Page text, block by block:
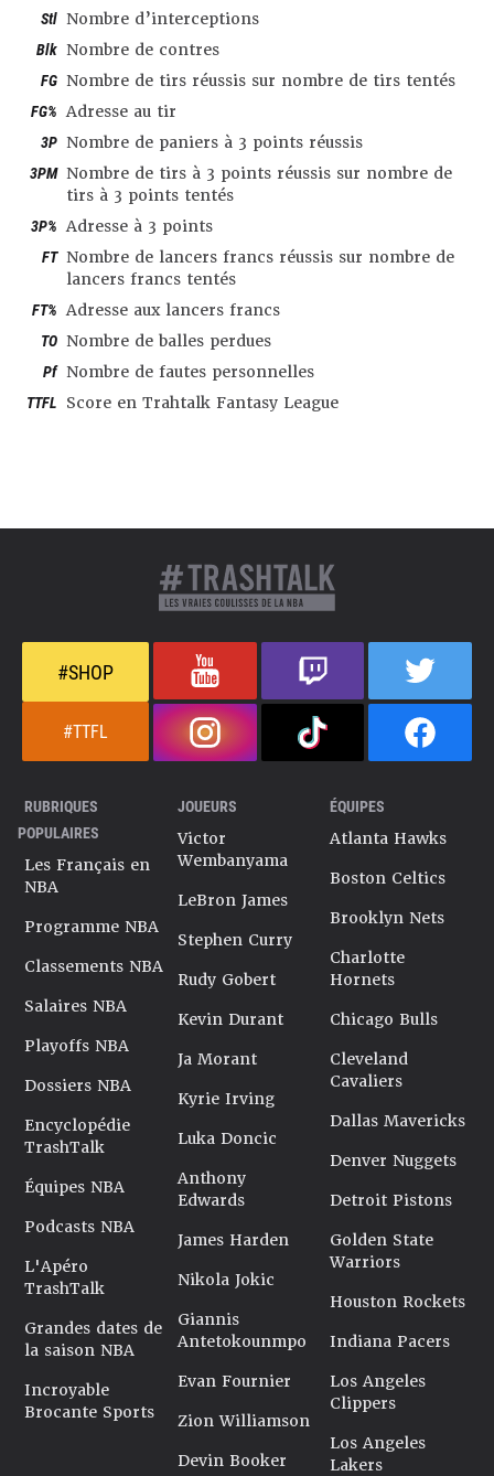
Stl Nombre d’interceptions
Blk Nombre de contres
FG Nombre de tirs réussis sur nombre de tirs tentés
FG% Adresse au tir
3P Nombre de paniers à 3 points réussis
3PM Nombre de tirs à 3 points réussis sur nombre de
tirs à 3 points tentés
3P% Adresse à 3 points
FT Nombre de lancers francs réussis sur nombre de
lancers francs tentés
FT% Adresse aux lancers francs
TO Nombre de balles perdues
Pf Nombre de fautes personnelles
TTFL Score en Trahtalk Fantasy League
#SHOP
#TTFL
RUBRIQUES
POPULAIRES
Les Français en
NBA
Programme NBA
Classements NBA
Salaires NBA
Playoffs NBA
Dossiers NBA
Encyclopédie
TrashTalk
Équipes NBA
Podcasts NBA
L'Apéro
TrashTalk
Grandes dates de
la saison NBA
Incroyable
Brocante Sports
JOUEURS
Victor
Wembanyama
LeBron James
Stephen Curry
Rudy Gobert
Kevin Durant
Ja Morant
Kyrie Irving
Luka Doncic
Anthony
Edwards
James Harden
Nikola Jokic
Giannis
Antetokounmpo
Evan Fournier
Zion Williamson
Devin Booker
ÉQUIPES
Atlanta Hawks
Boston Celtics
Brooklyn Nets
Charlotte
Hornets
Chicago Bulls
Cleveland
Cavaliers
Dallas Mavericks
Denver Nuggets
Detroit Pistons
Golden State
Warriors
Houston Rockets
Indiana Pacers
Los Angeles
Clippers
Los Angeles
Lakers